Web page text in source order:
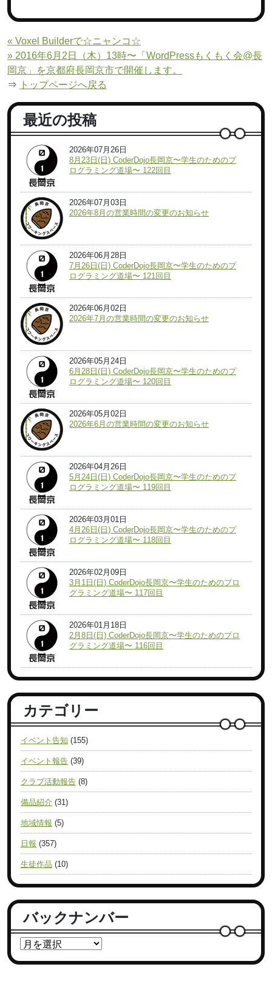
« Voxel Builderで☆ニャンコ☆
» 2016年6月2日（木）13時〜「WordPressもくもく会@長
岡京」を京都府長岡京市で開催します。
⇒
トップページへ戻る
最近の投稿
2026年07月26日
8月23日(日) CoderDojo長岡京〜学生のためのプ
ログラミング道場〜 122回目
2026年07月03日
2026年8月の営業時間の変更のお知らせ
2026年06月28日
7月26日(日) CoderDojo長岡京〜学生のためのプ
ログラミング道場〜 121回目
2026年06月02日
2026年7月の営業時間の変更のお知らせ
2026年05月24日
6月28日(日) CoderDojo長岡京〜学生のためのプ
ログラミング道場〜 120回目
2026年05月02日
2026年6月の営業時間の変更のお知らせ
2026年04月26日
5月24日(日) CoderDojo長岡京〜学生のためのプ
ログラミング道場〜 119回目
2026年03月01日
4月26日(日) CoderDojo長岡京〜学生のためのプ
ログラミング道場〜 118回目
2026年02月09日
3月1日(日) CoderDojo長岡京〜学生のためのプロ
グラミング道場〜 117回目
2026年01月18日
2月8日(日) CoderDojo長岡京〜学生のためのプロ
グラミング道場〜 116回目
カテゴリー
イベント告知 (155)
イベント報告 (39)
クラブ活動報告 (8)
備品紹介 (31)
地域情報 (5)
日報 (357)
生徒作品 (10)
バックナンバー